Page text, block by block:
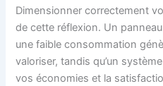
Dimensionner correctement
de cette réflexion. Un
une faible consommation
valoriser, tandis qu’un
vos économies et la